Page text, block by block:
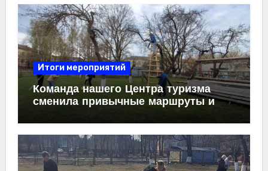
Итоги мероприятий
Команда нашего Центра туризма
сменила привычные маршруты и
карты на садовый инвентарь. Мы с
энтузиазмом присоединились
Республиканскому субботнику,
чтобы привести в порядок любимую
территорию.